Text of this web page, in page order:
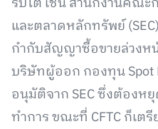
และตลาดหลักทรัพย์
กำกับสัญญาซื้อขายล่วงหน้
บริษัทผู้ออก กองทุน Spot
อนุมัติจาก SEC ซึ่งต้องห
ทำการ ขณะที่ CFTC ก็เต